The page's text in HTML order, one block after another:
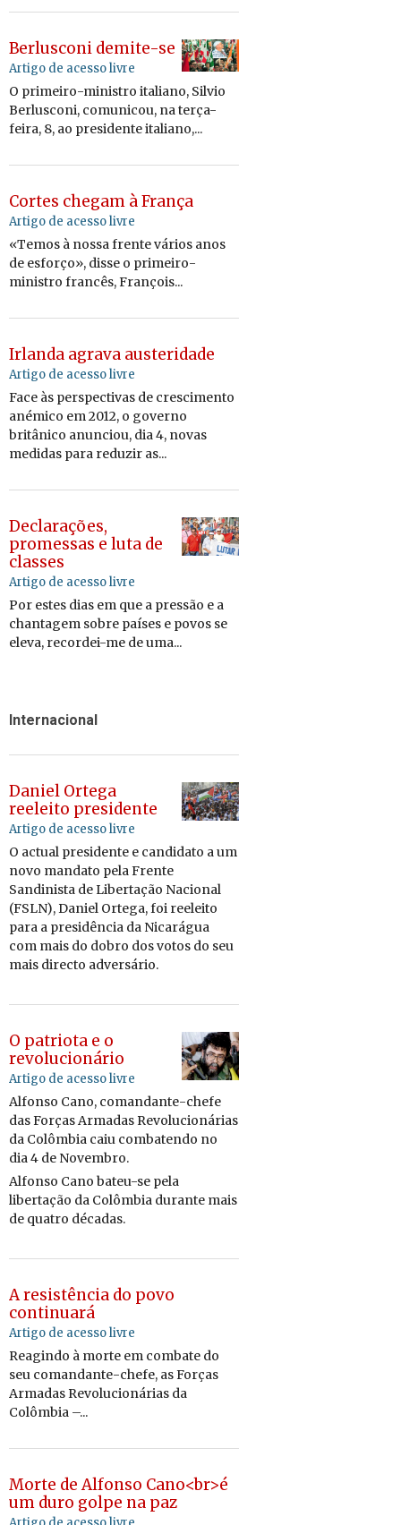
Berlusconi demite-se
Artigo de acesso livre
O primeiro-ministro italiano, Silvio
Berlusconi, comunicou, na terça-
feira, 8, ao presidente italiano,...
Cortes chegam à França
Artigo de acesso livre
«Temos à nossa frente vários anos
de esforço», disse o primeiro-
ministro francês, François...
Irlanda agrava austeridade
Artigo de acesso livre
Face às perspectivas de crescimento
anémico em 2012, o governo
britânico anunciou, dia 4, novas
medidas para reduzir as...
Declarações,
promessas e luta de
classes
Artigo de acesso livre
Por estes dias em que a pressão e a
chantagem sobre países e povos se
eleva, recordei-me de uma...
Internacional
Daniel Ortega
reeleito presidente
Artigo de acesso livre
O ac­tual pre­si­dente e can­di­dato a um
novo man­dato pela Frente
San­di­nista de Li­ber­tação Na­ci­onal
(FSLN), Da­niel Or­tega, foi re­e­leito
para a pre­si­dência da Ni­ca­rágua
com mais do dobro dos votos do seu
mais di­recto ad­ver­sário.
O patriota e o
revolucionário
Artigo de acesso livre
Al­fonso Cano, co­man­dante-chefe
das Forças Ar­madas Re­vo­lu­ci­o­ná­rias
da Colômbia caiu com­ba­tendo no
dia 4 de No­vembro.
Al­fonso Cano bateu-se pela
li­ber­tação da Colômbia du­rante mais
de quatro dé­cadas.
A resistência do povo
continuará
Artigo de acesso livre
Reagindo à morte em combate do
seu comandante-chefe, as Forças
Armadas Revolucionárias da
Colômbia –...
Morte de Alfonso Cano<br>é
um duro golpe na paz